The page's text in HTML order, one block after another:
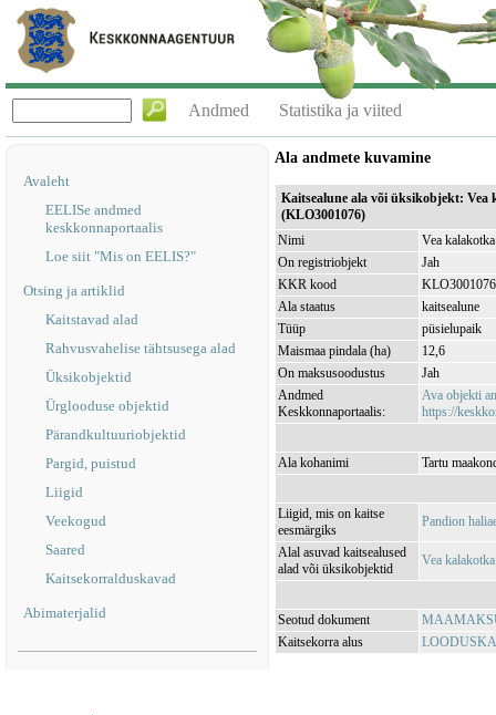
Andmed Statistika ja viited
Avaleht
EELISe andmed
keskkonnaportaalis
Loe siit "Mis on EELIS?"
Otsing ja artiklid
Kaitstavad alad
Rahvusvahelise tähtsusega alad
Üksikobjektid
Ürglooduse objektid
Pärandkultuuriobjektid
Pargid, puistud
Liigid
Veekogud
Saared
Kaitsekorralduskavad
Abimaterjalid
Ala andmete kuvamine
Kaitsealune ala või üksikobjekt: Vea
(KLO3001076)
Nimi
Vea
On registriobjekt
Jah
KKR kood
KLO3001076
Ala staatus
kaitsealune
Tüüp
püsielupaik
Maismaa pindala (ha)
12,6
On maksusoodustus
Jah
Andmed
Keskkonnaportaalis:
Ava objekti
https://
Ala kohanimi Tartu
Liigid, mis on kaitse
eesmärgiks
Pandion
Alal asuvad kaitsealused
alad või üksikobjektid
Vea
Seotud dokument
Kaitsekorra alus